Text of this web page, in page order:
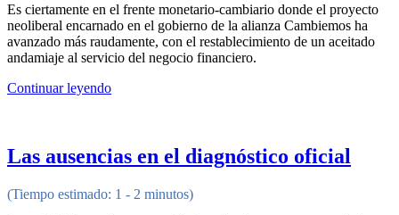
Es ciertamente en el frente monetario-cambiario donde el proyecto
neoliberal encarnado en el gobierno de la alianza Cambiemos ha
avanzado más raudamente, con el restablecimiento de un aceitado
andamiaje al servicio del negocio financiero.
Continuar leyendo
Las ausencias en el diagnóstico oficial
(Tiempo estimado: 1 - 2 minutos)